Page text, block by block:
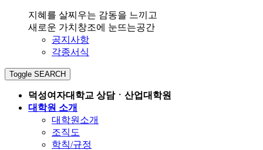
지혜를 살찌우는 감동을 느끼고
새로운 가치창조에 눈뜨는공간
공지사항
각종서식
Toggle SEARCH
덕성여자대학교 상담ㆍ산업대학원
대학원 소개
대학원소개
조직도
학칙/규정